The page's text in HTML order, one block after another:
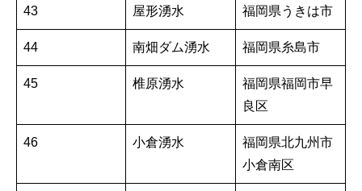
43 屋形湧水 福岡県うきは市
44 南畑ダム湧水 福岡県糸島市
45 椎原湧水
福岡県福岡市早
良区
46 小倉湧水
福岡県北九州市
小倉南区